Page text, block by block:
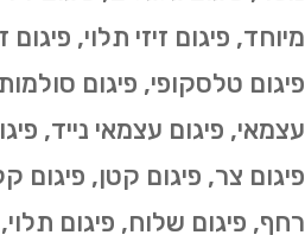
מיוחד, פיגום זיזי תלוי,
פיגום טלסקופי, פיגום
עצמאי, פיגום עצמאי נייד,
פיגום צר, פיגום קטן, פיגום
רחף, פיגום שלוח, פיגום תלוי,